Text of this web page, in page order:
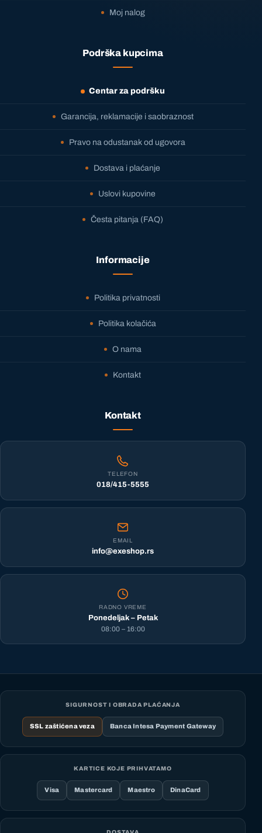
Moj nalog
Podrška kupcima
Centar za podršku
Garancija, reklamacije i saobraznost
Pravo na odustanak od ugovora
Dostava i plaćanje
Uslovi kupovine
Česta pitanja (FAQ)
Informacije
Politika privatnosti
Politika kolačića
O nama
Kontakt
Kontakt
TELEFON
018/415-5555
EMAIL
info@exeshop.rs
RADNO VREME
Ponedeljak – Petak
08:00 – 16:00
SIGURNOST I OBRADA PLAĆANJA
SSL zaštićena veza Banca Intesa Payment Gateway
KARTICE KOJE PRIHVATAMO
Visa Mastercard Maestro DinaCard